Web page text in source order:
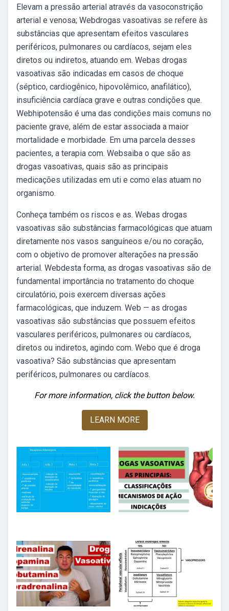
Elevam a pressão arterial através da vasoconstrição
arterial e venosa; Webdrogas vasoativas se refere às
substâncias que apresentam efeitos vasculares
periféricos, pulmonares ou cardíacos, sejam eles
diretos ou indiretos, atuando em. Webas drogas
vasoativas são indicadas em casos de choque
(séptico, cardiogênico, hipovolêmico, anafilático),
insuficiência cardíaca grave e outras condições que.
Webhipotensão é uma das condições mais comuns no
paciente grave, além de estar associada a maior
mortalidade e morbidade. Em uma parcela desses
pacientes, a terapia com. Websaiba o que são as
drogas vasoativas, quais são as principais
medicações utilizadas em uti e como elas atuam no
organismo.
Conheça também os riscos e as. Webas drogas
vasoativas são substâncias farmacológicas que atuam
diretamente nos vasos sanguíneos e/ou no coração,
com o objetivo de promover alterações na pressão
arterial. Webdesta forma, as drogas vasoativas são de
fundamental importância no tratamento do choque
circulatório, pois exercem diversas ações
farmacológicas, que induzem. Web — as drogas
vasoativas são substâncias que possuem efeitos
vasculares periféricos, pulmonares ou cardíacos,
diretos ou indiretos, agindo com. Webo que é droga
vasoativa? São substâncias que apresentam
periféricos, pulmonares ou cardíacos.
For more information, click the button below.
LEARN MORE